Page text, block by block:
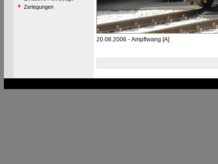
Zerlegungen
20.08.2006 - Ampflwang [A]